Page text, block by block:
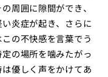
周囲に隙間ができ、
炎症が起き、さらに
の不快感を言葉でう
の場所を噛みたがっ
優しく声をかけてあ